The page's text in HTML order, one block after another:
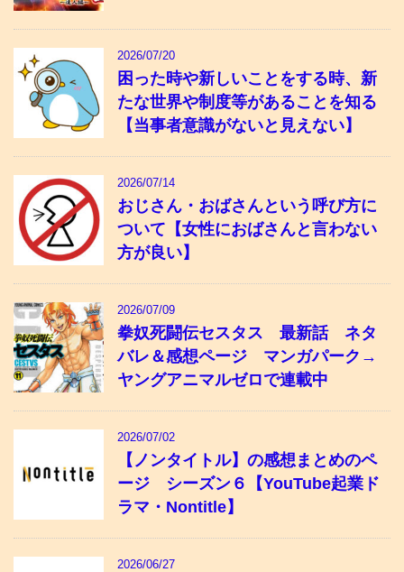
2026/07/20
困った時や新しいことをする時、新
たな世界や制度等があることを知る
【当事者意識がないと見えない】
2026/07/14
おじさん・おばさんという呼び方に
ついて【女性におばさんと言わない
方が良い】
2026/07/09
拳奴死闘伝セスタス 最新話 ネタ
バレ＆感想ページ マンガパーク→
ヤングアニマルゼロで連載中
2026/07/02
【ノンタイトル】の感想まとめのペ
ージ シーズン６【YouTube起業ド
ラマ・Nontitle】
2026/06/27